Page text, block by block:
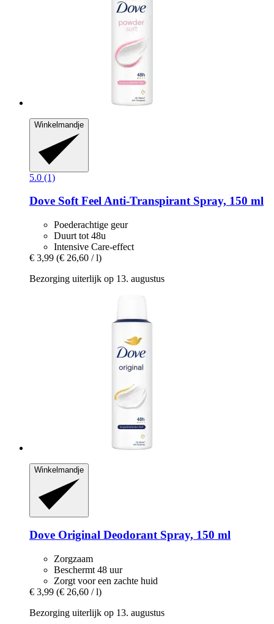
Winkelmandje
5.0 (1)
Dove Soft Feel Anti-​Transpirant Spray, 150 ml
Poederachtige geur
Duurt tot 48u
Intensive Care-effect
€ 3,99 (€ 26,60 / l)
Bezorging uiterlijk op 13. augustus
Winkelmandje
Dove Original Deodorant Spray, 150 ml
Zorgzaam
Beschermt 48 uur
Zorgt voor een zachte huid
€ 3,99 (€ 26,60 / l)
Bezorging uiterlijk op 13. augustus